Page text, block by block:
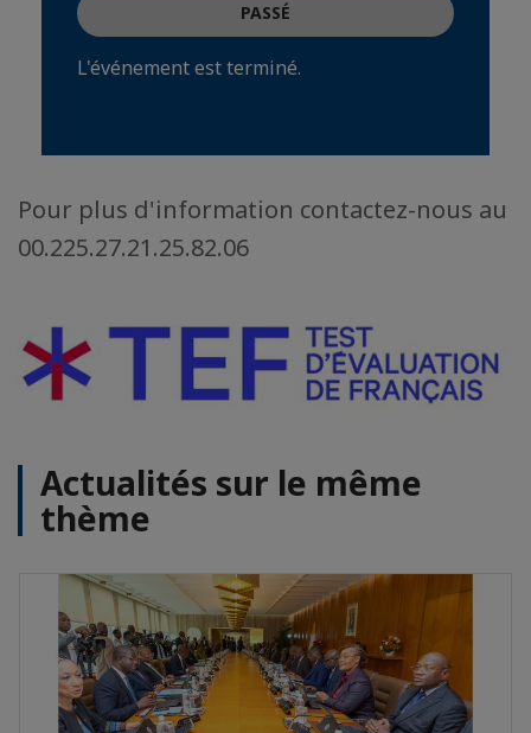
PASSÉ
L'événement est terminé.
Pour plus d'information contactez-nous au
00.225.27.21.25.82.06
Actualités sur le même
thème